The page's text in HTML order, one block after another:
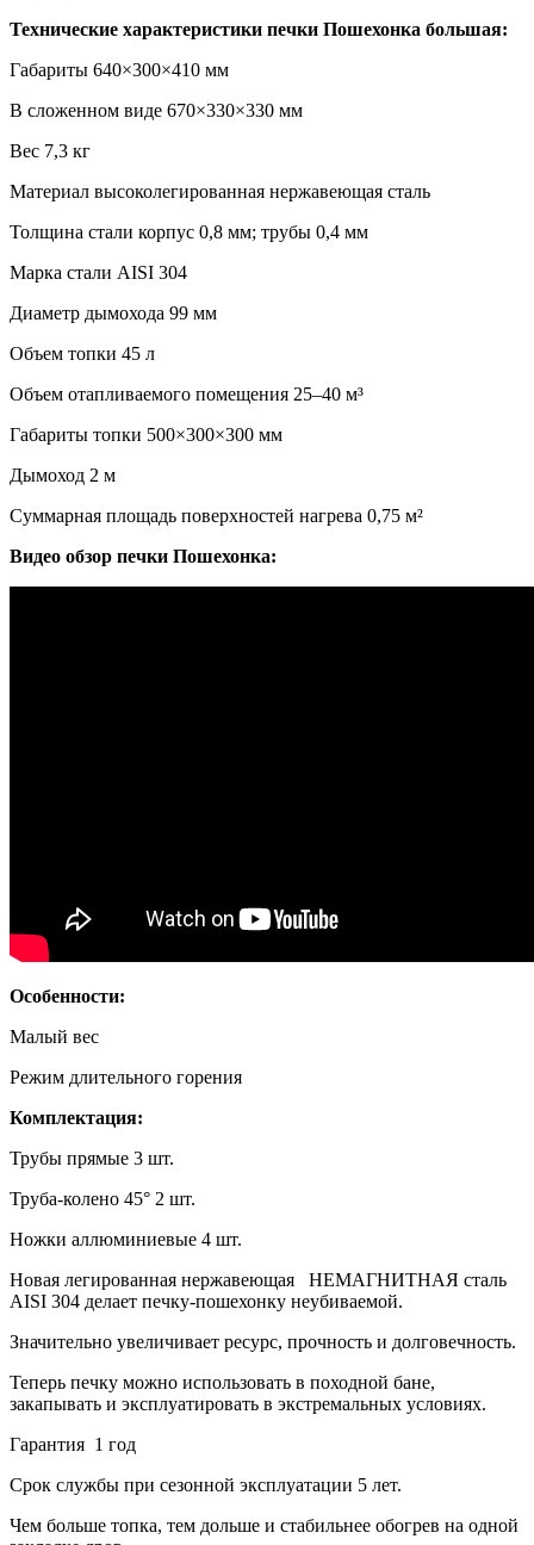
Технические характеристики печки Пошехонка большая:
Габариты 640×300×410 мм
В сложенном виде 670×330×330 мм
Вес 7,3 кг
Материал высоколегированная нержавеющая сталь
Толщина стали корпус 0,8 мм; трубы 0,4 мм
Марка стали AISI 304
Диаметр дымохода 99 мм
Объем топки 45 л
Объем отапливаемого помещения 25–40 м³
Габариты топки 500×300×300 мм
Дымоход 2 м
Суммарная площадь поверхностей нагрева 0,75 м²
Видео обзор печки Пошехонка:
Особенности:
Малый вес
Режим длительного горения
Комплектация:
Трубы прямые 3 шт.
Труба-колено 45° 2 шт.
Ножки аллюминиевые 4 шт.
Новая легированная нержавеющая НЕМАГНИТНАЯ сталь
AISI 304 делает печку-пошехонку неубиваемой.
Значительно увеличивает ресурс, прочность и долговечность.
Теперь печку можно использовать в походной бане,
закапывать и эксплуатировать в экстремальных условиях.
Гарантия 1 год
Срок службы при сезонной эксплуатации 5 лет.
Чем больше топка, тем дольше и стабильнее обогрев на одной